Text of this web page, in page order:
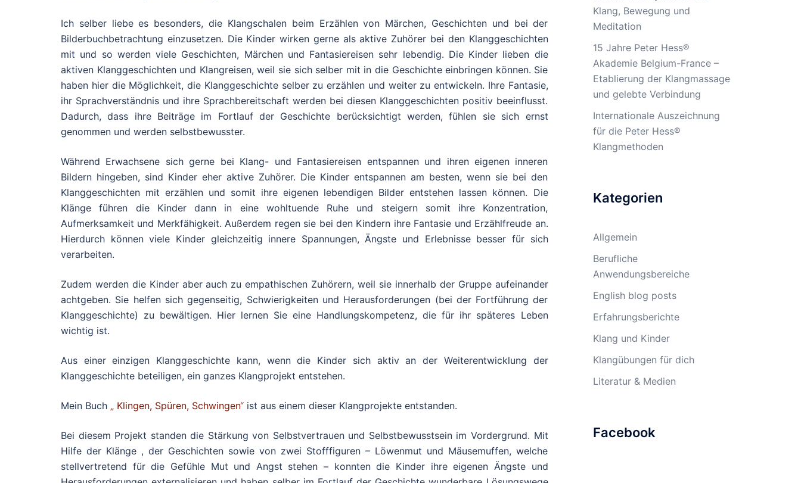
Ich selber liebe es besonders, die Klangschalen beim Erzählen von Märchen, Geschichten und bei der
Bilderbuchbetrachtung einzusetzen. Die Kinder wirken gerne als aktive Zuhörer bei den Klanggeschichten
mit und so werden viele Geschichten, Märchen und Fantasiereisen sehr lebendig. Die Kinder lieben die
aktiven Klanggeschichten und Klangreisen, weil sie sich selber mit in die Geschichte einbringen können. Sie
haben hier die Möglichkeit, die Klanggeschichte selber zu erzählen und weiter zu entwickeln. Ihre Fantasie,
ihr Sprachverständnis und ihre Sprachbereitschaft werden bei diesen Klanggeschichten positiv beeinflusst.
Dadurch, dass ihre Beiträge im Fortlauf der Geschichte berücksichtigt werden, fühlen sie sich ernst
genommen und werden selbstbewusster.
Während Erwachsene sich gerne bei Klang- und Fantasiereisen entspannen und ihren eigenen inneren
Bildern hingeben, sind Kinder eher aktive Zuhörer. Die Kinder entspannen am besten, wenn sie bei den
Klanggeschichten mit erzählen und somit ihre eigenen lebendigen Bilder entstehen lassen können. Die
Klänge führen die Kinder dann in eine wohltuende Ruhe und steigern somit ihre Konzentration,
Aufmerksamkeit und Merkfähigkeit. Außerdem regen sie bei den Kindern ihre Fantasie und Erzählfreude an.
Hierdurch können viele Kinder gleichzeitig innere Spannungen, Ängste und Erlebnisse besser für sich
verarbeiten.
Zudem werden die Kinder aber auch zu empathischen Zuhörern, weil sie innerhalb der Gruppe aufeinander
achtgeben. Sie helfen sich gegenseitig, Schwierigkeiten und Herausforderungen (bei der Fortführung der
Klanggeschichte) zu bewältigen. Hier lernen Sie eine Handlungskompetenz, die für ihr späteres Leben
wichtig ist.
Aus einer einzigen Klanggeschichte kann, wenn die Kinder sich aktiv an der Weiterentwicklung der
Klanggeschichte beteiligen, ein ganzes Klangprojekt entstehen.
Mein Buch „ Klingen, Spüren, Schwingen“ ist aus einem dieser Klangprojekte entstanden.
Bei diesem Projekt standen die Stärkung von Selbstvertrauen und Selbstbewusstsein im Vordergrund. Mit
Hilfe der Klänge , der Geschichten sowie von zwei Stofffiguren – Löwenmut und Mäusemuffen, welche
stellvertretend für die Gefühle Mut und Angst stehen – konnten die Kinder ihre eigenen Ängste und
Klang, Bewegung und
Meditation
15 Jahre Peter Hess®
Akademie Belgium-France –
Etablierung der Klangmassage
und gelebte Verbindung
Internationale Auszeichnung
für die Peter Hess®
Klangmethoden
Kategorien
Allgemein
Berufliche
Anwendungsbereiche
English blog posts
Erfahrungsberichte
Klang und Kinder
Klangübungen für dich
Literatur & Medien
Facebook